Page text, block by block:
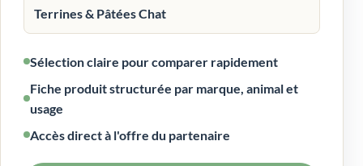
Terrines & Pâtées Chat
Sélection claire pour comparer rapidement
Fiche produit structurée par marque, animal et
usage
Accès direct à l'offre du partenaire